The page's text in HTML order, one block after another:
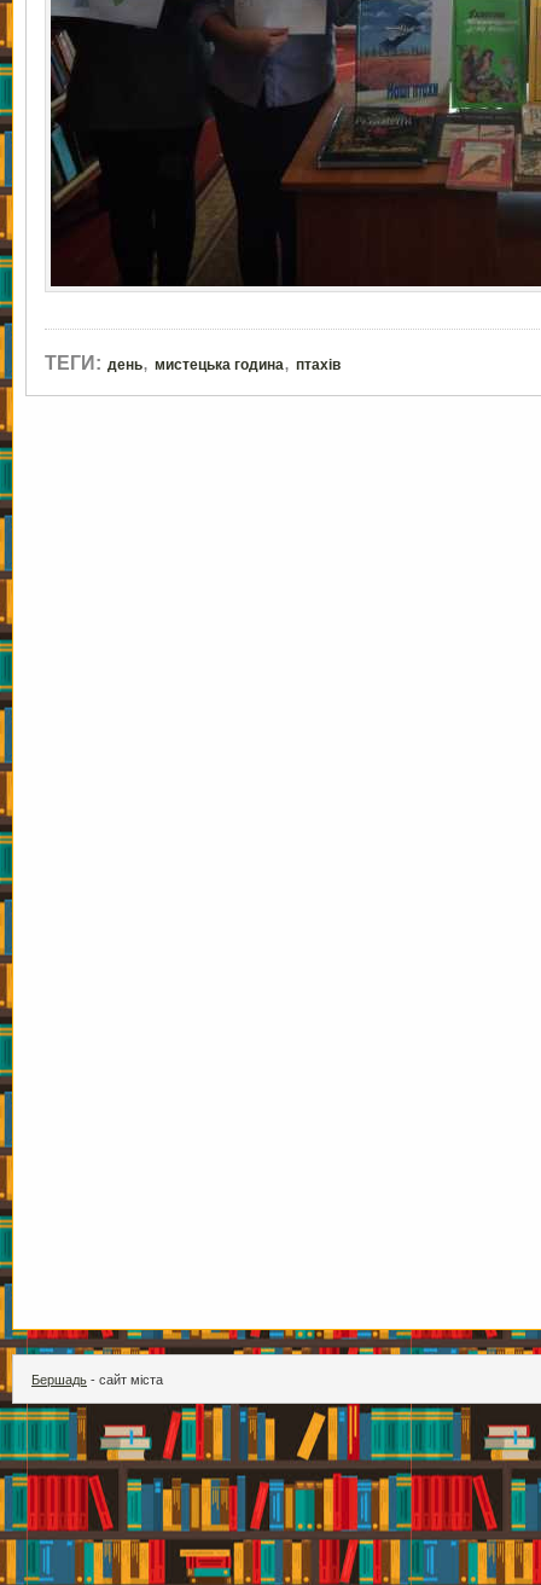
ТЕГИ: день, мистецька година, птахів
Бершадь - сайт міста